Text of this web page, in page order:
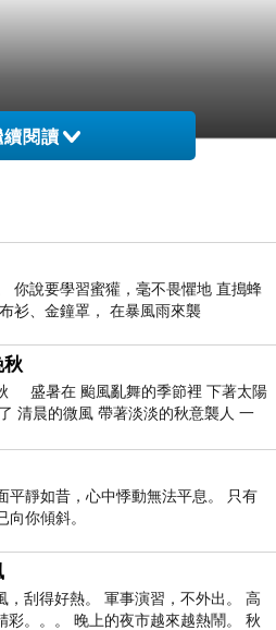
續閱讀
你說要學習蜜獾，毫不畏懼地 直搗蜂
衫、金鐘罩， 在暴風雨來襲
秋
盛暑在 颱風亂舞的季節裡 下著太陽
清晨的微風 帶著淡淡的秋意襲人 一
平靜如昔，心中悸動無法平息。 只有
你傾斜。
，刮得好熱。 軍事演習，不外出。 高
彩。。。 晚上的夜市越來越熱鬧。 秋